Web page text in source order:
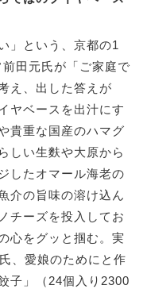
」という、京都の1
田元氏が「ご家庭で
え、出した答えが
ヤベースを出汁にす
貴重な国産のハマグ
しい生麩や大原から
したオマール海老の
介の旨味の溶け込ん
チーズを投入してお
心をグッと掴む。実
、愛娘のためにと作
子」（24個入り2300